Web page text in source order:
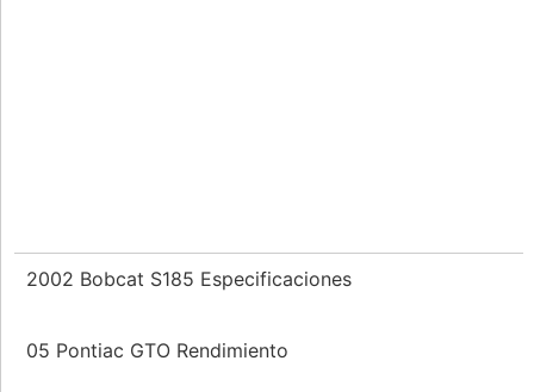
2002 Bobcat S185 Especificaciones
05 Pontiac GTO Rendimiento